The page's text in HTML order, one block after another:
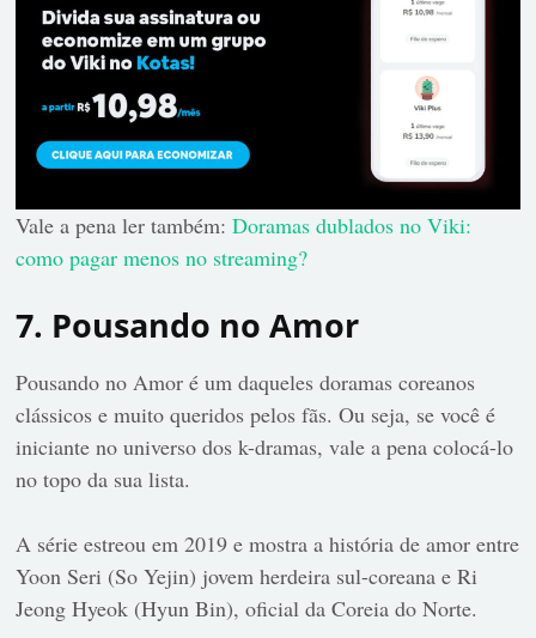
Vale a pena ler também:Doramas dublados no Viki:
como pagar menos no streaming?
7. Pousando no Amor
Pousando no Amor é um daqueles doramas coreanos
clássicos e muito queridos pelos fãs. Ou seja, se você é
iniciante no universo dos k-dramas, vale a pena colocá-lo
no topo da sua lista.
A série estreou em 2019 e mostra a história de amor entre
Yoon Seri (So Yejin) jovem herdeira sul-coreana e Ri
Jeong Hyeok (Hyun Bin), oficial da Coreia do Norte.